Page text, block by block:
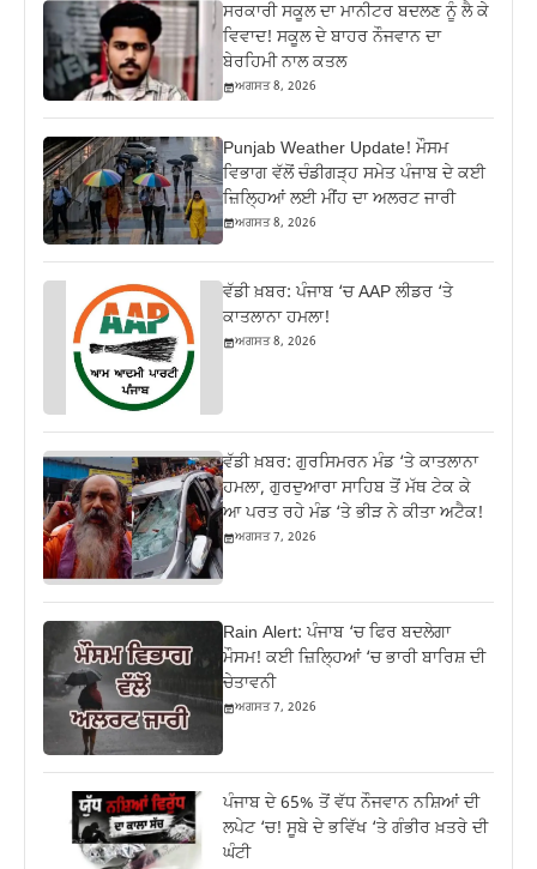
ਸਰਕਾਰੀ ਸਕੂਲ ਦਾ ਮਾਨੀਟਰ ਬਦਲਣ ਨੂੰ ਲੈ ਕੇ
ਵਿਵਾਦ! ਸਕੂਲ ਦੇ ਬਾਹਰ ਨੌਜਵਾਨ ਦਾ
ਬੇਰਹਿਮੀ ਨਾਲ ਕਤਲ
ਅਗਸਤ 8, 2026
Punjab Weather Update! ਮੌਸਮ
ਵਿਭਾਗ ਵੱਲੋਂ ਚੰਡੀਗੜ੍ਹ ਸਮੇਤ ਪੰਜਾਬ ਦੇ ਕਈ
ਜ਼ਿਲ੍ਹਿਆਂ ਲਈ ਮੀਂਹ ਦਾ ਅਲਰਟ ਜਾਰੀ
ਅਗਸਤ 8, 2026
ਵੱਡੀ ਖ਼ਬਰ: ਪੰਜਾਬ ‘ਚ AAP ਲੀਡਰ ‘ਤੇ
ਕਾਤਲਾਨਾ ਹਮਲਾ!
ਅਗਸਤ 8, 2026
ਵੱਡੀ ਖ਼ਬਰ: ਗੁਰਸਿਮਰਨ ਮੰਡ ‘ਤੇ ਕਾਤਲਾਨਾ
ਹਮਲਾ, ਗੁਰਦੁਆਰਾ ਸਾਹਿਬ ਤੋਂ ਮੱਥ ਟੇਕ ਕੇ
ਆ ਪਰਤ ਰਹੇ ਮੰਡ ‘ਤੇ ਭੀੜ ਨੇ ਕੀਤਾ ਅਟੈਕ!
ਅਗਸਤ 7, 2026
Rain Alert: ਪੰਜਾਬ ‘ਚ ਫਿਰ ਬਦਲੇਗਾ
ਮੌਸਮ! ਕਈ ਜ਼ਿਲ੍ਹਿਆਂ ‘ਚ ਭਾਰੀ ਬਾਰਿਸ਼ ਦੀ
ਚੇਤਾਵਨੀ
ਅਗਸਤ 7, 2026
ਪੰਜਾਬ ਦੇ 65% ਤੋਂ ਵੱਧ ਨੌਜਵਾਨ ਨਸ਼ਿਆਂ ਦੀ
ਲਪੇਟ ‘ਚ! ਸੂਬੇ ਦੇ ਭਵਿੱਖ ‘ਤੇ ਗੰਭੀਰ ਖ਼ਤਰੇ ਦੀ
ਘੰਟੀ